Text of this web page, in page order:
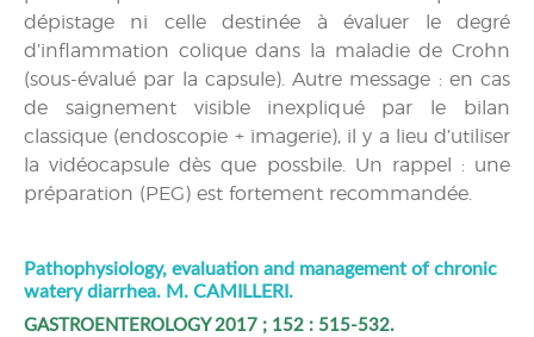
dépistage ni celle destinée à évaluer le degré
d’inflammation colique dans la maladie de Crohn
(sous-évalué par la capsule). Autre message : en cas
de saignement visible inexpliqué par le bilan
classique (endoscopie + imagerie), il y a lieu d’utiliser
la vidéocapsule dès que possbile. Un rappel : une
préparation (PEG) est fortement recommandée.
Pathophysiology, evaluation and management of chronic
watery diarrhea. M. CAMILLERI.
GASTROENTEROLOGY 2017 ; 152 : 515-532.